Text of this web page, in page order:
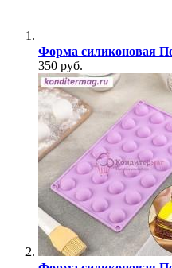
Форма силиконовая
350 руб.